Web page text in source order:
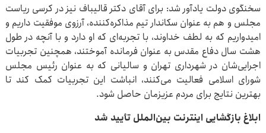
سخنگوی دولت یادآور شد: برای آقای دکتر قالیباف نیز در کرسی ریاست
مجلس و هم به عنوان سکاندار تیم مذاکره‌کننده، آرزوی موفقیت داریم و
امیدواریم که به لطف خداوند، با تجربه‌ای که او دارد و با آنچه در طول
هشت سال دفاع مقدس به عنوان فرمانده آموختند، همچنین تجربیات
اجرایی‌شان در شهرداری تهران و سالیانی که به عنوان رئیس مجلس
شورای اسلامی فعالیت می‌کنند، انباشت این تجربیات کمک کند تا
بهترین نتایج برای مردم عزیزمان حاصل شود.
ابلاغ بازگشایی اینترنت بین‌الملل تأیید شد